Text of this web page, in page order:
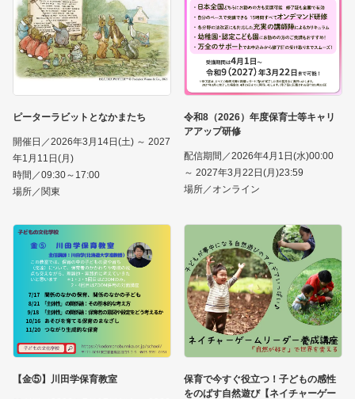
ピーターラビットとなかまたち
開催日／2026年3月14日(土) ～ 2027
年1月11日(月)
時間／09:30～17:00
場所／関東
令和8（2026）年度保育士等キャリ
アアップ研修
配信期間／2026年4月1日(水)00:00
～ 2027年3月22日(月)23:59
場所／オンライン
【金⑤】川田学保育教室
保育で今すぐ役立つ！子どもの感性
をのばす自然遊び【ネイチャーゲー